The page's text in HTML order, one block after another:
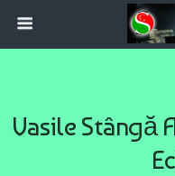
Vasile Stângă